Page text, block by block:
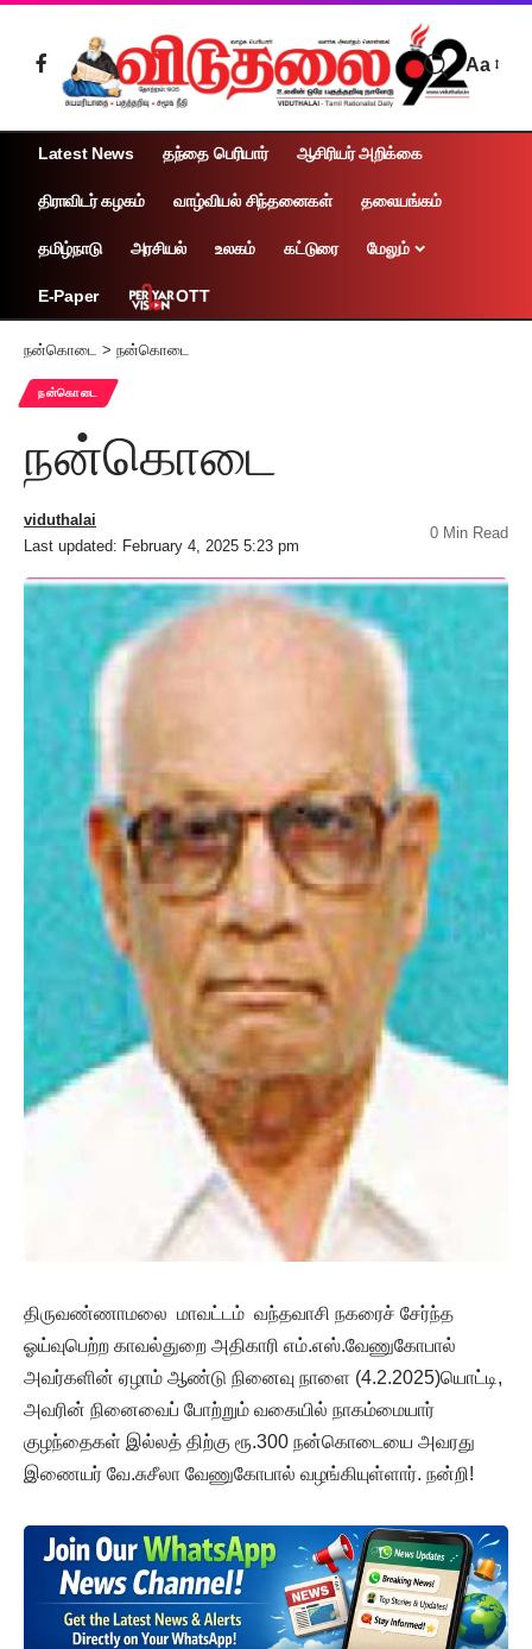
Aa
Latest News தந்தை பெரியார் ஆசிரியர் அறிக்கை
திராவிடர் கழகம் வாழ்வியல் சிந்தனைகள் தலையங்கம்
தமிழ்நாடு அரசியல் உலகம் கட்டுரை மேலும்
E-Paper OTT
நன்கொடை > நன்கொடை
நன்கொடை
நன்கொடை
Last updated: February 4, 2025 5:23 pm
viduthalai
0 Min Read
திருவண்ணாமலை மாவட்டம் வந்தவாசி நகரைச் சேர்ந்த
ஓய்வுபெற்ற காவல்துறை அதிகாரி எம்.எஸ்.வேணுகோபால்
அவர்களின் ஏழாம் ஆண்டு நினைவு நாளை (4.2.2025)யொட்டி,
அவரின் நினைவைப் போற்றும் வகையில் நாகம்மையார்
குழந்தைகள் இல்லத் திற்கு ரூ.300 நன்கொடையை அவரது
இணையர் வே.சுசீலா வேணுகோபால் வழங்கியுள்ளார். நன்றி!